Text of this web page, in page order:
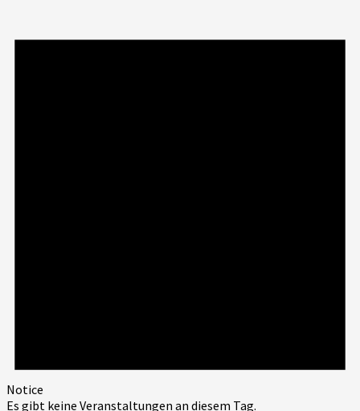
Notice
Es gibt keine Veranstaltungen an diesem Tag.